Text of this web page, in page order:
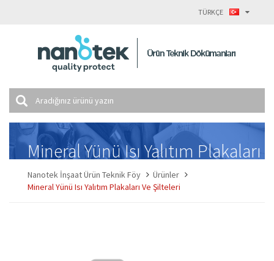
TÜRKÇE
Mineral Yünü Isı Yalıtım Plakaları
ve Şilteleri
Nanotek İnşaat Ürün Teknik Föy
Ürünler
Mineral Yünü Isı Yalıtım Plakaları Ve Şilteleri